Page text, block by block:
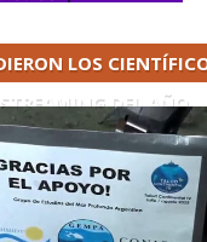
LOS
DEL AÑO